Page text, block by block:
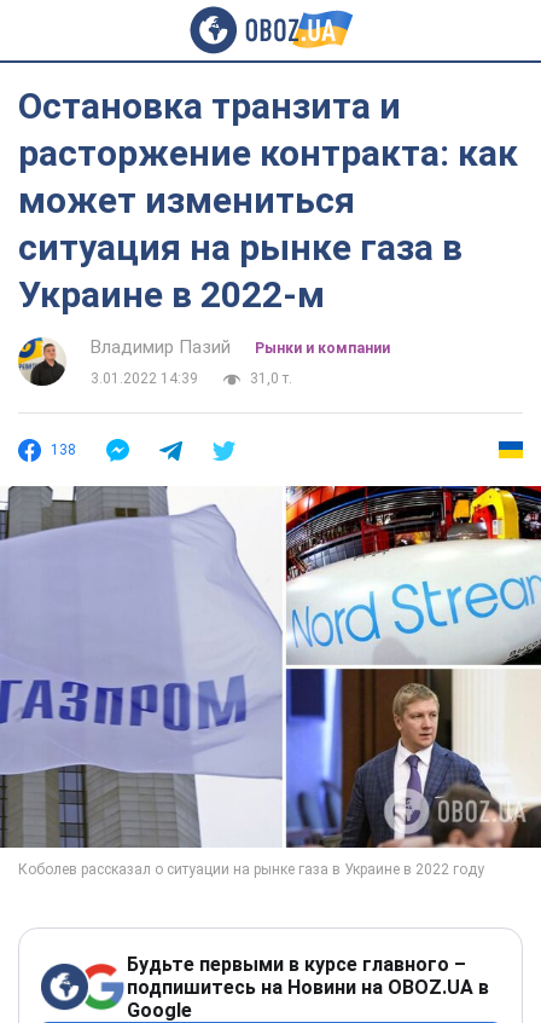
Остановка транзита и
расторжение контракта: как
может измениться
ситуация на рынке газа в
Украине в 2022-м
Владимир Пазий
Рынки и компании
3.01.2022 14:39
31,0 т.
138
Будьте первыми в курсе главного –
подпишитесь на Новини на OBOZ.UA в
Google